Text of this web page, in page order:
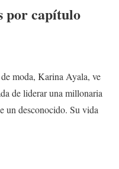
por capítulo
moda, Karina Ayala, ve
de liderar una millonaria
un desconocido. Su vida